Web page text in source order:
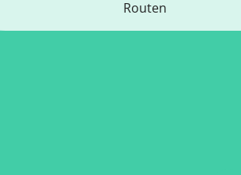
Routen